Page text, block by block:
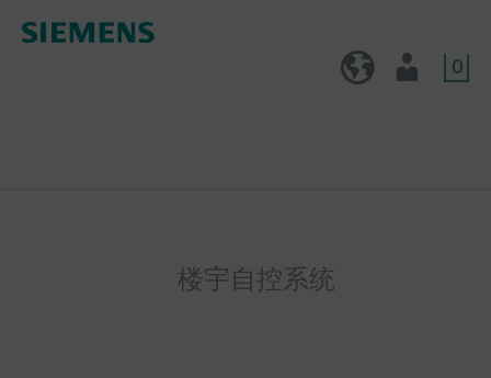
0
楼宇自控系统